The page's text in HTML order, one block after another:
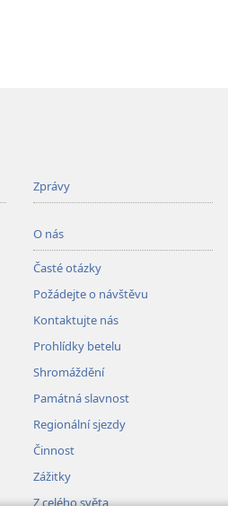
Zprávy
O nás
Časté otázky
Požádejte o návštěvu
Kontaktujte nás
Prohlídky betelu
Shromáždění
Památná slavnost
Regionální sjezdy
Činnost
Zážitky
Z celého světa